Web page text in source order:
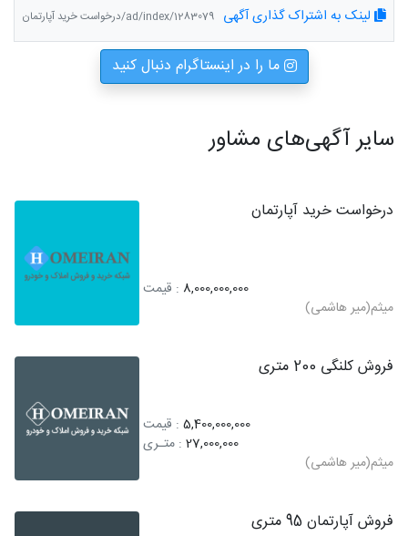
لینک به اشتراک گذاری آگهی ad/index/1283079/درخواست خرید آپارتمان
ما را در اینستاگرام دنبال کنید
سایر آگهی‌های مشاور
درخواست خرید آپارتمان
8,000,000,000 : قیمت
میثم(میر هاشمی)
فروش کلنگی 200 متری
5,400,000,000 : قیمت
27,000,000 : متـری
میثم(میر هاشمی)
فروش آپارتمان 95 متری